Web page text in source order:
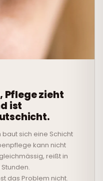
Pflege zieht
ist
sich eine Schicht
kann nicht
reißt in
das Problem nicht.